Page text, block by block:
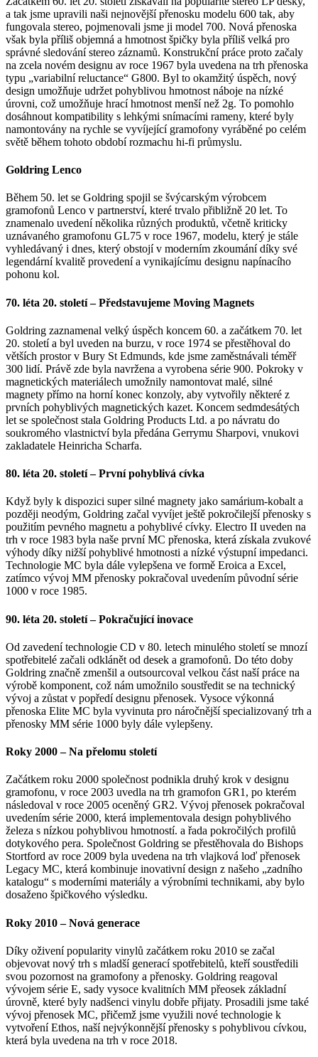
a tak jsme upravili naši nejnovější přenosku modelu 600 tak, aby
fungovala stereo, pojmenovali jsme ji model 700. Nová přenoska
však byla příliš objemná a hmotnost špičky byla příliš velká pro
správné sledování stereo záznamů. Konstrukční práce proto začaly
na zcela novém designu av roce 1967 byla uvedena na trh přenoska
typu „variabilní reluctance“ G800. Byl to okamžitý úspěch, nový
design umožňuje udržet pohyblivou hmotnost náboje na nízké
úrovni, což umožňuje hrací hmotnost menší než 2g. To pomohlo
dosáhnout kompatibility s lehkými snímacími rameny, které byly
namontovány na rychle se vyvíjející gramofony vyráběné po celém
světě během tohoto období rozmachu hi-fi průmyslu.
Goldring Lenco
Během 50. let se Goldring spojil se švýcarským výrobcem
gramofonů Lenco v partnerství, které trvalo přibližně 20 let. To
znamenalo uvedení několika různých produktů, včetně kriticky
uznávaného gramofonu GL75 v roce 1967, modelu, který je stále
vyhledávaný i dnes, který obstojí v moderním zkoumání díky své
legendární kvalitě provedení a vynikajícímu designu napínacího
pohonu kol.
70. léta 20. století – Představujeme Moving Magnets
Goldring zaznamenal velký úspěch koncem 60. a začátkem 70. let
20. století a byl uveden na burzu, v roce 1974 se přestěhoval do
větších prostor v Bury St Edmunds, kde jsme zaměstnávali téměř
300 lidí. Právě zde byla navržena a vyrobena série 900. Pokroky v
magnetických materiálech umožnily namontovat malé, silné
magnety přímo na horní konec konzoly, aby vytvořily některé z
prvních pohyblivých magnetických kazet. Koncem sedmdesátých
let se společnost stala Goldring Products Ltd. a po návratu do
soukromého vlastnictví byla předána Gerrymu Sharpovi, vnukovi
zakladatele Heinricha Scharfa.
80. léta 20. století – První pohyblivá cívka
Když byly k dispozici super silné magnety jako samárium-kobalt a
později neodým, Goldring začal vyvíjet ještě pokročilejší přenosky s
použitím pevného magnetu a pohyblivé cívky. Electro II uveden na
trh v roce 1983 byla naše první MC přenoska, která získala zvukové
výhody díky nižší pohyblivé hmotnosti a nízké výstupní impedanci.
Technologie MC byla dále vylepšena ve formě Eroica a Excel,
zatímco vývoj MM přenosky pokračoval uvedením původní série
1000 v roce 1985.
90. léta 20. století – Pokračující inovace
Od zavedení technologie CD v 80. letech minulého století se mnozí
spotřebitelé začali odklánět od desek a gramofonů. Do této doby
Goldring značně zmenšil a outsourcoval velkou část naší práce na
výrobě komponent, což nám umožnilo soustředit se na technický
vývoj a zůstat v popředí designu přenosek. Vysoce výkonná
přenoska Elite MC byla vyvinuta pro náročnější specializovaný trh a
přenosky MM série 1000 byly dále vylepšeny.
Roky 2000 – Na přelomu století
Začátkem roku 2000 společnost podnikla druhý krok v designu
gramofonu, v roce 2003 uvedla na trh gramofon GR1, po kterém
následoval v roce 2005 oceněný GR2. Vývoj přenosek pokračoval
uvedením série 2000, která implementovala design pohyblivého
železa s nízkou pohyblivou hmotností. a řada pokročilých profilů
dotykového pera. Společnost Goldring se přestěhovala do Bishops
Stortford av roce 2009 byla uvedena na trh vlajková loď přenosek
Legacy MC, která kombinuje inovativní design z našeho „zadního
katalogu“ s moderními materiály a výrobními technikami, aby bylo
dosaženo špičkového výsledku.
Roky 2010 – Nová generace
Díky oživení popularity vinylů začátkem roku 2010 se začal
objevovat nový trh s mladší generací spotřebitelů, kteří soustředili
svou pozornost na gramofony a přenosky. Goldring reagoval
vývojem série E, sady vysoce kvalitních MM přeosek základní
úrovně, které byly nadšenci vinylu dobře přijaty. Prosadili jsme také
vývoj přenosek MC, přičemž jsme využili nové technologie k
vytvoření Ethos, naší nejvýkonnější přenosky s pohyblivou cívkou,
která byla uvedena na trh v roce 2018.